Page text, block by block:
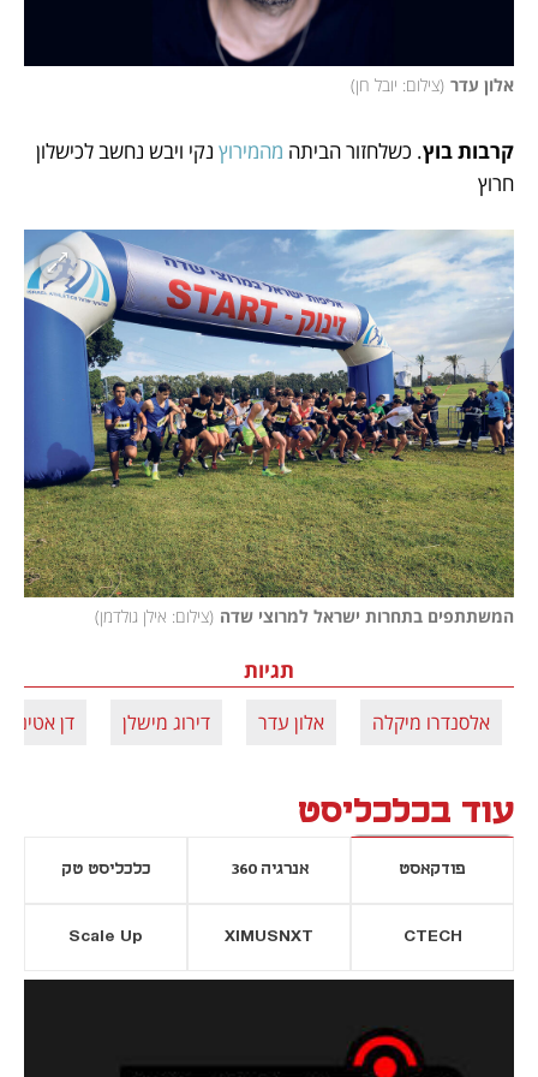
אלון עדר (צילום: יובל חן)
קרבות בוץ. כשלחזור הביתה מהמירוץ
חרוץ
המשתתפים בתחרות ישראל למרוצי שדה (צילום: אילן גולדמן)
תגיות
אלסנדרו מיקלה אלון עדר דירוג מישלן דן אטינגר
עוד בכלכליסט
פודקאסט אנרגיה 360 כלכליסט טק
CTECH
XIMUSNXT
Scale Up
נפתח בכרטיסייה חדשה חדשה